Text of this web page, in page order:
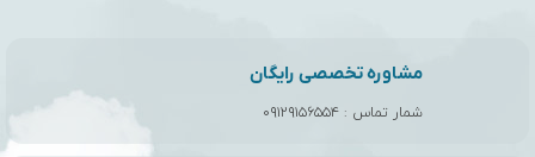
مشاوره تخصصی رایگان
شمار تماس : ۰۹۱۲۹۱۵۶۵۵۴